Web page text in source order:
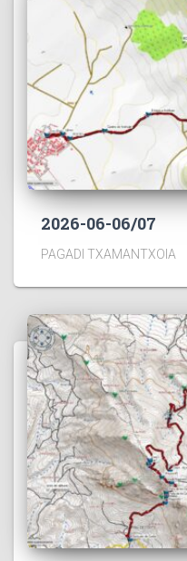
2026-06-06/07
PAGADI TXAMANTXOIA